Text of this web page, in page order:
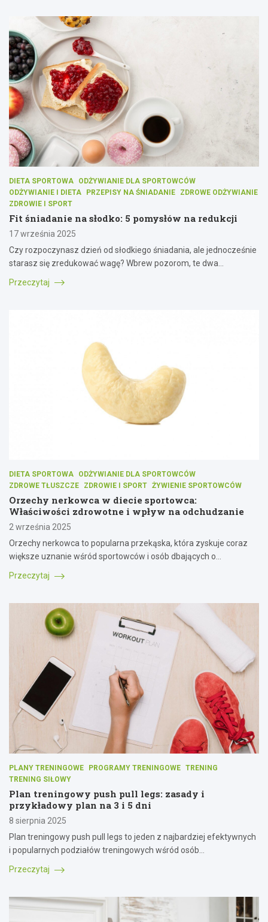
DIETA SPORTOWA
ODŻYWIANIE DLA SPORTOWCÓW
ODŻYWIANIE I DIETA
PRZEPISY NA ŚNIADANIE
ZDROWE ODŻYWIANIE
ZDROWIE I SPORT
Fit śniadanie na słodko: 5 pomysłów na redukcji
17 września 2025
Czy rozpoczynasz dzień od słodkiego śniadania, ale jednocześnie
starasz się zredukować wagę? Wbrew pozorom, te dwa…
Przeczytaj
DIETA SPORTOWA
ODŻYWIANIE DLA SPORTOWCÓW
ZDROWE TŁUSZCZE
ZDROWIE I SPORT ŻYWIENIE SPORTOWCÓW
Orzechy nerkowca w diecie sportowca:
Właściwości zdrowotne i wpływ na odchudzanie
2 września 2025
Orzechy nerkowca to popularna przekąska, która zyskuje coraz
większe uznanie wśród sportowców i osób dbających o…
Przeczytaj
PLANY TRENINGOWE PROGRAMY TRENINGOWE TRENING
TRENING SIŁOWY
Plan treningowy push pull legs: zasady i
przykładowy plan na 3 i 5 dni
8 sierpnia 2025
Plan treningowy push pull legs to jeden z najbardziej efektywnych
i popularnych podziałów treningowych wśród osób…
Przeczytaj